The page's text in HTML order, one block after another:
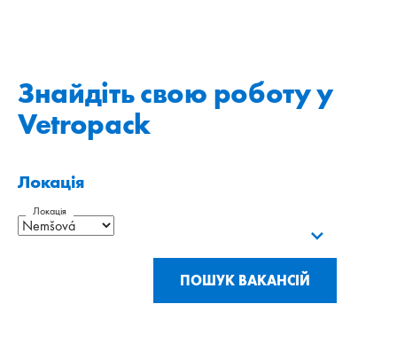
Знайдіть свою роботу у
Vetropack
Локація
Локація
ПОШУК ВАКАНСІЙ